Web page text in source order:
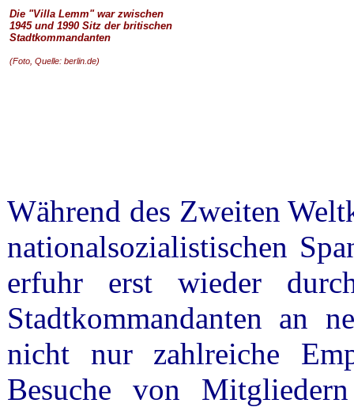
Die "Villa Lemm" war zwischen
1945 und 1990 Sitz der britischen
Stadtkommandanten
(Foto, Quelle: berlin.de)
Während des Zweiten
nationalsozialistischen
erfuhr erst wieder
Stadtkommandanten an
nicht nur zahlreiche
Besuche von